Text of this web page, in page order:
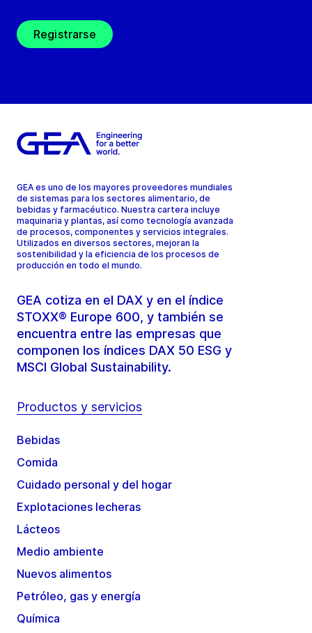
Registrarse
GEA es uno de los mayores proveedores mundiales
de sistemas para los sectores alimentario, de
bebidas y farmacéutico. Nuestra cartera incluye
maquinaria y plantas, así como tecnología avanzada
de procesos, componentes y servicios integrales.
Utilizados en diversos sectores, mejoran la
sostenibilidad y la eficiencia de los procesos de
producción en todo el mundo.
GEA cotiza en el DAX y en el índice
STOXX® Europe 600, y también se
encuentra entre las empresas que
componen los índices DAX 50 ESG y
MSCI Global Sustainability.
Productos y servicios
Bebidas
Comida
Cuidado personal y del hogar
Explotaciones lecheras
Lácteos
Medio ambiente
Nuevos alimentos
Petróleo, gas y energía
Química